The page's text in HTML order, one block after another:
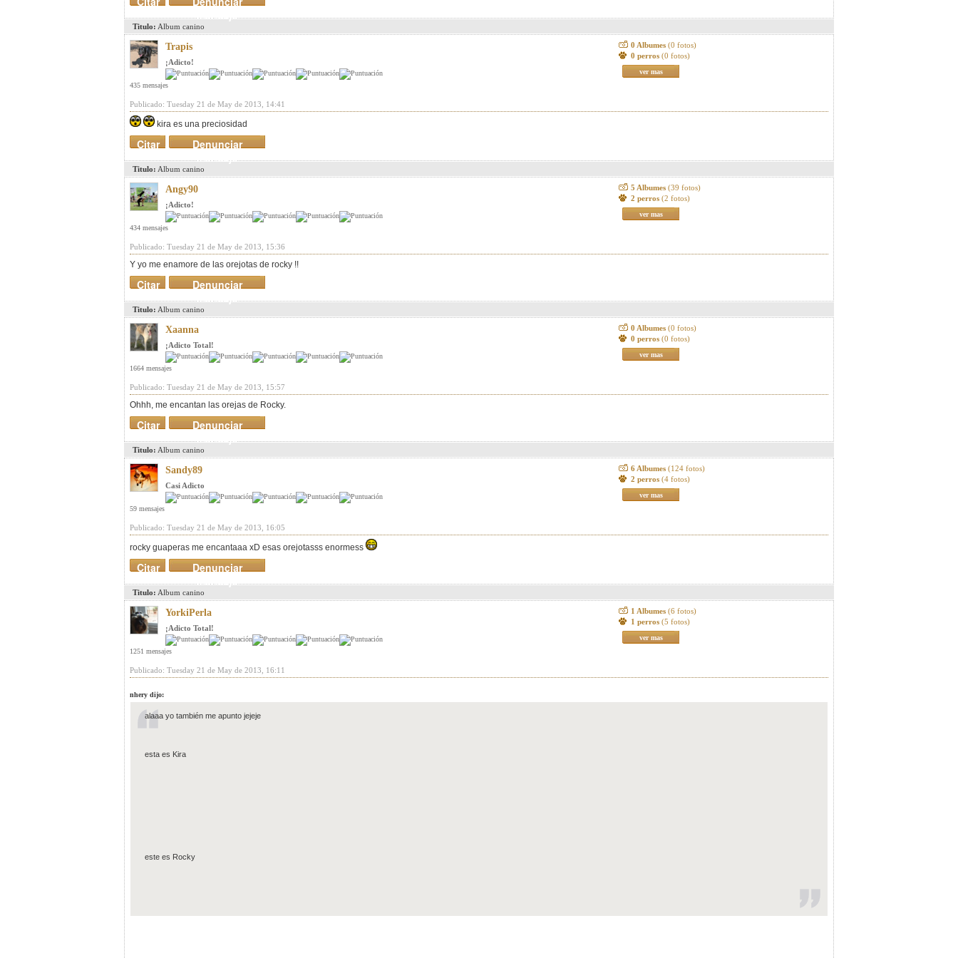
mensaje
Titulo: Album canino
Trapis
¡Adicto!
435 mensajes
0 Albumes (0 fotos)
0 perros (0 fotos)
ver mas
Publicado: Tuesday 21 de May de 2013, 14:41
kira es una preciosidad
Denunciar
mensaje
Citar
Titulo: Album canino
Angy90
¡Adicto!
434 mensajes
5 Albumes (39 fotos)
2 perros (2 fotos)
ver mas
Publicado: Tuesday 21 de May de 2013, 15:36
Y yo me enamore de las orejotas de rocky !!
Denunciar
mensaje
Citar
Titulo: Album canino
Xaanna
¡Adicto Total!
1664 mensajes
0 Albumes (0 fotos)
0 perros (0 fotos)
ver mas
Publicado: Tuesday 21 de May de 2013, 15:57
Ohhh, me encantan las orejas de Rocky.
Denunciar
mensaje
Citar
Titulo: Album canino
Sandy89
Casi Adicto
59 mensajes
6 Albumes (124 fotos)
2 perros (4 fotos)
ver mas
Publicado: Tuesday 21 de May de 2013, 16:05
rocky guaperas me encantaaa xD esas orejotasss enormess
Denunciar
mensaje
Citar
Titulo: Album canino
YorkiPerla
¡Adicto Total!
1251 mensajes
1 Albumes (6 fotos)
1 perros (5 fotos)
ver mas
Publicado: Tuesday 21 de May de 2013, 16:11
nhery dijo:
alaaa yo también me apunto jejeje
esta es Kira
este es Rocky